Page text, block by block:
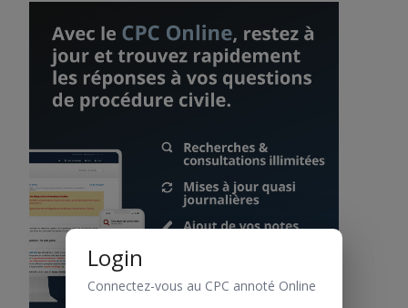
Login
Connectez-vous au CPC annoté Online